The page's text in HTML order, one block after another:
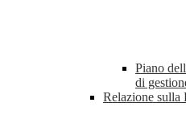
Piano
di
Relazione sulla